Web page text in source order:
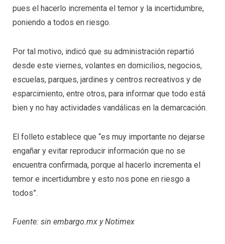
pues el hacerlo incrementa el temor y la incertidumbre,
poniendo a todos en riesgo.
Por tal motivo, indicó que su administración repartió
desde este viernes, volantes en domicilios, negocios,
escuelas, parques, jardines y centros recreativos y de
esparcimiento, entre otros, para informar que todo está
bien y no hay actividades vandálicas en la demarcación.
El folleto establece que “es muy importante no dejarse
engañar y evitar reproducir información que no se
encuentra confirmada, porque al hacerlo incrementa el
temor e incertidumbre y esto nos pone en riesgo a
todos”.
Fuente: sin embargo.mx y Notimex